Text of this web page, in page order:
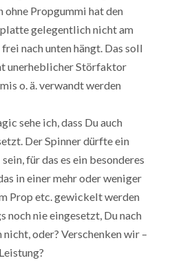
ohne Propgummi hat den
gelegentlich nicht am
nach unten hängt. Das soll
unerheblicher Störfaktor
o. ä. verwandt werden
sehe ich, dass Du auch
Der Spinner dürfte ein
für das es ein besonderes
in einer mehr oder weniger
Prop etc. gewickelt werden
noch nie eingesetzt, Du nach
oder? Verschenken wir –